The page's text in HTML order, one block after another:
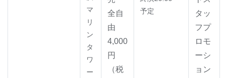
マ
リ
ン
タ
ワ
ー
全自
由
4,000
円
（税
予定
タッ
フプ
ロモ
ーシ
ョン